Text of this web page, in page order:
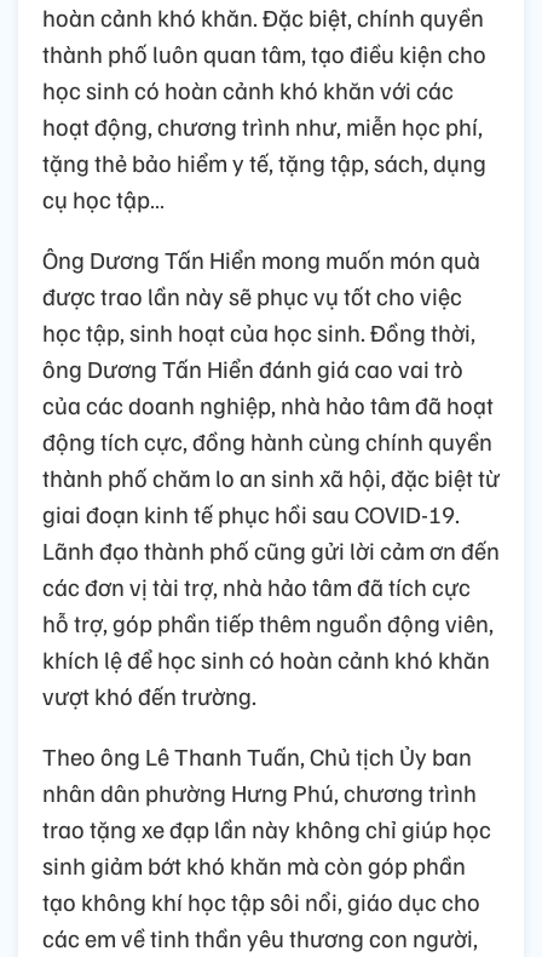
hoàn cảnh khó khăn. Đặc biệt, chính quyền
thành phố luôn quan tâm, tạo điều kiện cho
học sinh có hoàn cảnh khó khăn với các
hoạt động, chương trình như, miễn học phí,
tặng thẻ bảo hiểm y tế, tặng tập, sách, dụng
cụ học tập…
Ông Dương Tấn Hiển mong muốn món quà
được trao lần này sẽ phục vụ tốt cho việc
học tập, sinh hoạt của học sinh. Đồng thời,
ông Dương Tấn Hiển đánh giá cao vai trò
của các doanh nghiệp, nhà hảo tâm đã hoạt
động tích cực, đồng hành cùng chính quyền
thành phố chăm lo an sinh xã hội, đặc biệt từ
giai đoạn kinh tế phục hồi sau COVID-19.
Lãnh đạo thành phố cũng gửi lời cảm ơn đến
các đơn vị tài trợ, nhà hảo tâm đã tích cực
hỗ trợ, góp phần tiếp thêm nguồn động viên,
khích lệ để học sinh có hoàn cảnh khó khăn
vượt khó đến trường.
Theo ông Lê Thanh Tuấn, Chủ tịch Ủy ban
nhân dân phường Hưng Phú, chương trình
trao tặng xe đạp lần này không chỉ giúp học
sinh giảm bớt khó khăn mà còn góp phần
tạo không khí học tập sôi nổi, giáo dục cho
các em về tinh thần yêu thương con người,